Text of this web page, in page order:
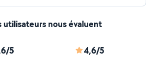
utilisateurs nous évaluent
5 4,6/5